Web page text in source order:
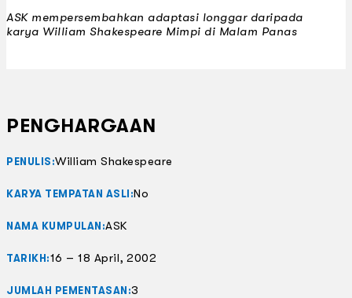
ASK mempersembahkan adaptasi longgar daripada
karya William Shakespeare Mimpi di Malam Panas
PENGHARGAAN
PENULIS:William Shakespeare
KARYA TEMPATAN ASLI:No
NAMA KUMPULAN:ASK
TARIKH:16 – 18 April, 2002
JUMLAH PEMENTASAN:3